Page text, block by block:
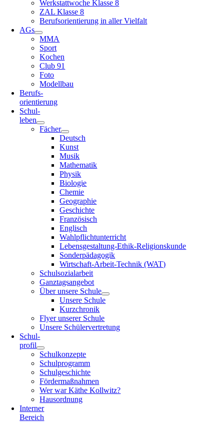
Werkstattwoche Klasse 8
ZAL Klasse 8
Berufsorientierung in aller Vielfalt
AGs
MMA
Sport
Kochen
Club 91
Foto
Modellbau
Berufs-
orientierung
Schul-
leben
Fächer
Deutsch
Kunst
Musik
Mathematik
Physik
Biologie
Chemie
Geographie
Geschichte
Französisch
Englisch
Wahlpflichtunterricht
Lebensgestaltung-Ethik-Religionskunde
Sonderpädagogik
Wirtschaft-Arbeit-Technik (WAT)
Schulsozialarbeit
Ganztagsangebot
Über unsere Schule
Unsere Schule
Kurzchronik
Flyer unserer Schule
Unsere Schülervertretung
Schul-
profil
Schulkonzepte
Schulprogramm
Schulgeschichte
Fördermaßnahmen
Wer war Käthe Kollwitz?
Hausordnung
Interner
Bereich